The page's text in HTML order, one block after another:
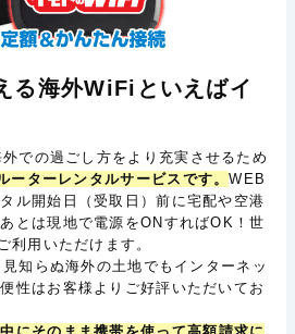
る海外WiFiといえばイ
外での過ごし方をより充実させるため
ーターレンタルサービスです。WEB
ル開始日（受取日）前に宅配や空港
とは現地で電源をONすればOK！世
利用いただけます。
知らぬ海外の土地でもインターネッ
性はお客様よりご好評いただいてお